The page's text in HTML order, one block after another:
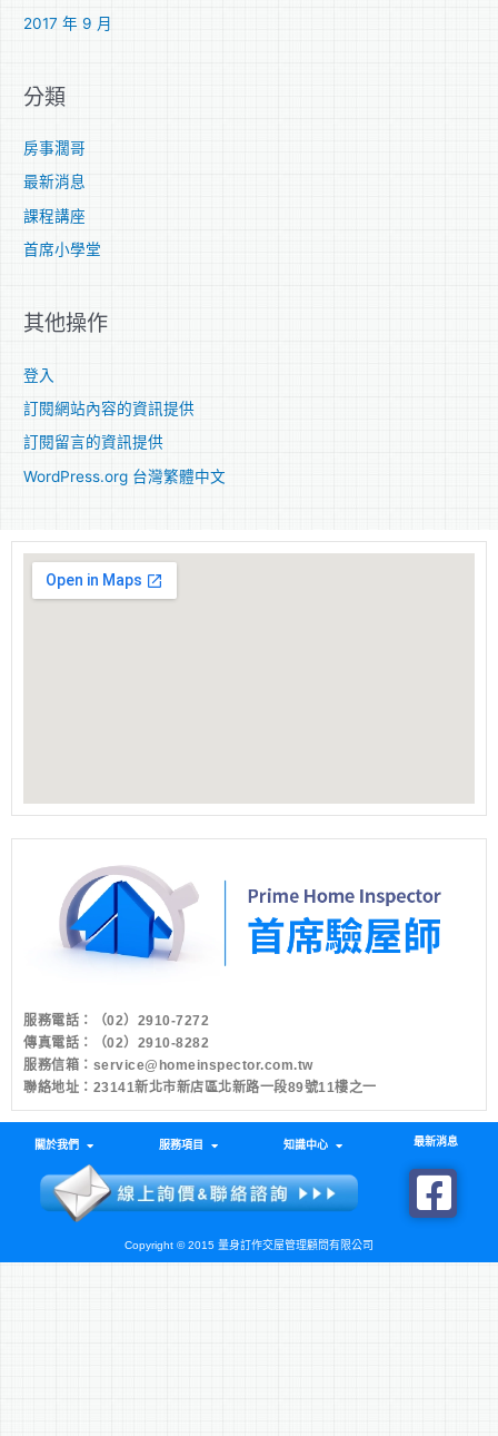
2017 年 9 月
分類
房事濶哥
最新消息
課程講座
首席小學堂
其他操作
登入
訂閱網站內容的資訊提供
訂閱留言的資訊提供
WordPress.org 台灣繁體中文
服務電話：
（02）2910-7272
傳真電話：（02）2910-8282
服務信箱： service@homeinspector.com.tw
聯絡地址：23141新北市新店區北新路一段89號11樓之一
關於我們 服務項目 知識中心 最新消息
Copyright © 2015 量身訂作交屋管理顧問有限公司